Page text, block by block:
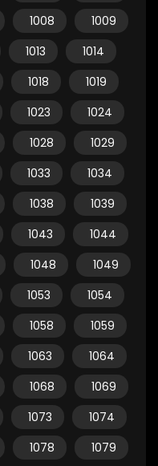
1008
1009
1013
1014
1018
1019
1023
1024
1028
1029
1033
1034
1038
1039
1043
1044
1048
1049
1053
1054
1058
1059
1063
1064
1068
1069
1073
1074
1078
1079